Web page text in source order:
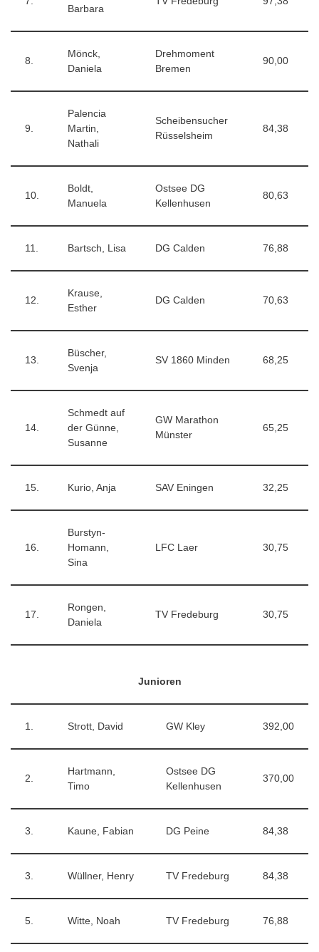
Barbara
8.
Mönck,
Daniela
Drehmoment
Bremen
90,00
9.
Palencia
Martin,
Nathali
Scheibensucher
Rüsselsheim
84,38
10.
Boldt,
Manuela
Ostsee DG
Kellenhusen
80,63
11. Bartsch, Lisa DG Calden 76,88
12.
Krause,
Esther
DG Calden 70,63
13.
Büscher,
Svenja
SV 1860 Minden 68,25
14.
Schmedt auf
der Günne,
Susanne
GW Marathon
Münster
65,25
15. Kurio, Anja SAV Eningen 32,25
16.
Burstyn-
Homann,
Sina
LFC Laer 30,75
17.
Rongen,
Daniela
TV Fredeburg 30,75
Junioren
1. Strott, David GW Kley 392,00
2.
Hartmann,
Timo
Ostsee DG
Kellenhusen
370,00
3. Kaune, Fabian DG Peine 84,38
3. Wüllner, Henry TV Fredeburg 84,38
5. Witte, Noah TV Fredeburg 76,88